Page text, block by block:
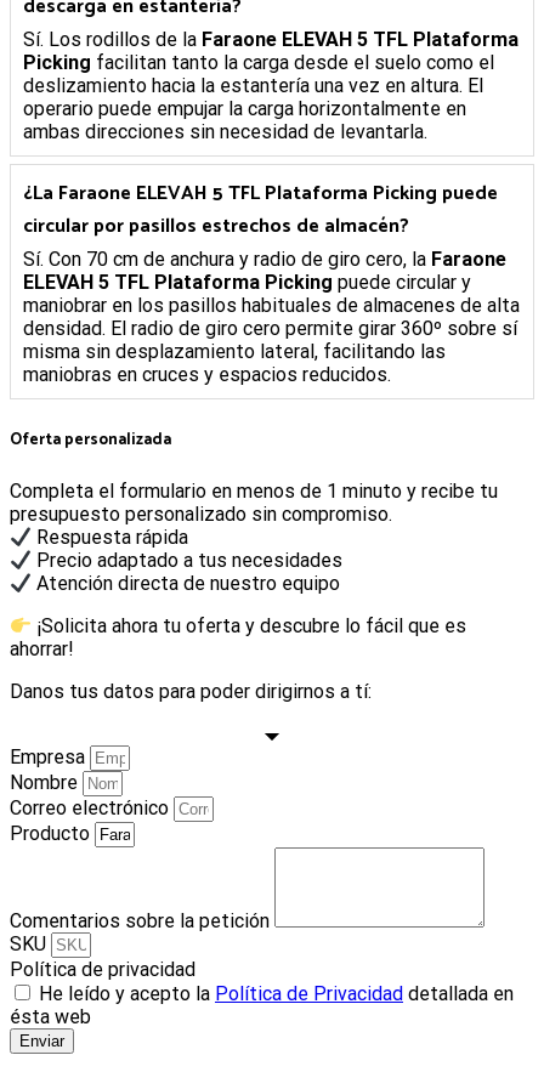
descarga en estantería?
Sí. Los rodillos de la Faraone ELEVAH 5 TFL Plataforma
Picking facilitan tanto la carga desde el suelo como el
deslizamiento hacia la estantería una vez en altura. El
operario puede empujar la carga horizontalmente en
ambas direcciones sin necesidad de levantarla.
¿La Faraone ELEVAH 5 TFL Plataforma Picking puede
circular por pasillos estrechos de almacén?
Sí. Con 70 cm de anchura y radio de giro cero, la Faraone
ELEVAH 5 TFL Plataforma Picking puede circular y
maniobrar en los pasillos habituales de almacenes de alta
densidad. El radio de giro cero permite girar 360º sobre sí
misma sin desplazamiento lateral, facilitando las
maniobras en cruces y espacios reducidos.
Oferta personalizada
Completa el formulario en menos de 1 minuto y recibe tu
presupuesto personalizado sin compromiso.
Respuesta rápida
Precio adaptado a tus necesidades
Atención directa de nuestro equipo
¡Solicita ahora tu oferta y descubre lo fácil que es
ahorrar!
Danos tus datos para poder dirigirnos a tí:
Empresa
Nombre
Correo electrónico
Producto
Comentarios sobre la petición
SKU
Política de privacidad
He leído y acepto la Política de Privacidad detallada en
ésta web
Enviar